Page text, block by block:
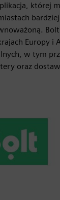
której
Europy i
w tym
oraz